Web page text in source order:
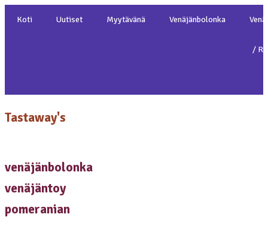
Mene
Koti Uutiset Myytävänä Venäjänbolonka
/
Tastaway's
venäjänbolonka
venäjäntoy
pomeranian